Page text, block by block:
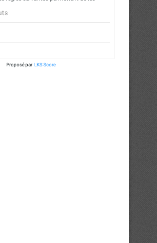
Proposé par LKS Score